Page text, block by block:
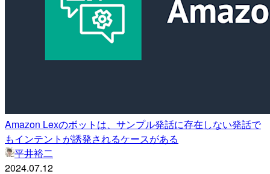
Amazon Lexのボットは、サンプル発話に存在しない発話で
もインテントが誘発されるケースがある
平井裕二
2024.07.12